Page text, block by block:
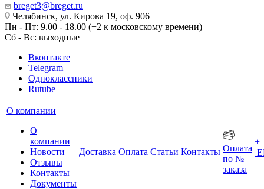
breget3@breget.ru
Челябинск, ул. Кирова 19, оф. 906
Пн - Пт: 9.00 - 18.00 (+2 к московскому времени)
Сб - Вс: выходные
Вконтакте
Telegram
Одноклассники
Rutube
О компании
О
компании
Новости
Отзывы
Контакты
Документы
Доставка Оплата Статьи Контакты Оплата
по №
заказа
+